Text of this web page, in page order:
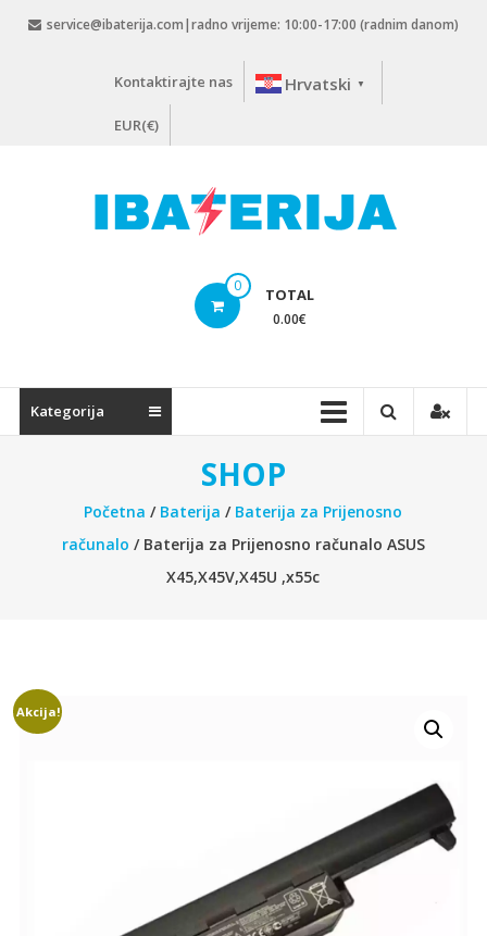
service@ibaterija.com|radno vrijeme: 10:00-17:00 (radnim danom)
Kontaktirajte nas Hrvatski ▼
EUR(€)
0 TOTAL
0.00€
Kategorija
SHOP
Početna / Baterija / Baterija za Prijenosno
računalo / Baterija za Prijenosno računalo ASUS
X45,X45V,X45U ,x55c
Akcija!